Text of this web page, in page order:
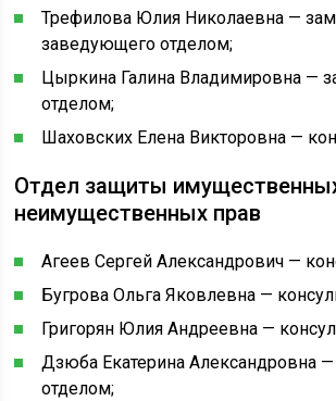
Трефилова Юлия Николаевна —
заведующего отделом;
Цыркина Галина Владимировна —
отделом;
Шаховских Елена Викторовна —
Отдел защиты
неимущественных прав
Агеев Сергей Александрович —
Бугрова Ольга Яковлевна —
Григорян Юлия Андреевна —
Дзюба Екатерина Александровна
отделом;